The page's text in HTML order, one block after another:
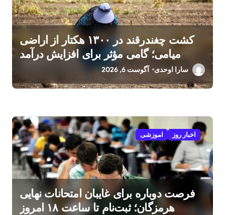
کشت چغندرقند در ۱۳۰۰ هکتار از اراضی
میامی؛ گامی مؤثر برای افزایش درآمد
سارا اوحدی آگوست 6, 2026
اخبار روز اموزشی
فرصت دوباره برای غایبان امتحانات نهایی
هرمزگان؛ ثبت‌نام تا ساعت ۱۸ امروز